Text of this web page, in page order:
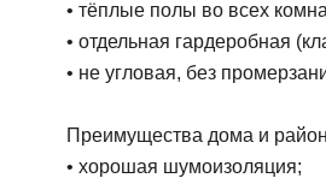
• тёплые полы во всех
• отдельная гардеробная
• не угловая, без
Преимущества дома и
• хорошая шумоизоляция;